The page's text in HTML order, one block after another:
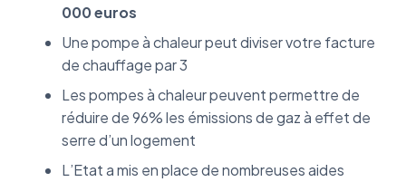
000 euros
Une pompe à chaleur peut diviser votre facture
de chauffage par 3
Les pompes à chaleur peuvent permettre de
réduire de 96% les émissions de gaz à effet de
serre d’un logement
L’Etat a mis en place de nombreuses aides